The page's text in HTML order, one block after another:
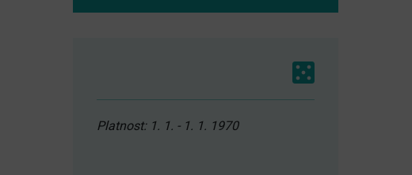
Platnost: 1. 1. - 1. 1. 1970